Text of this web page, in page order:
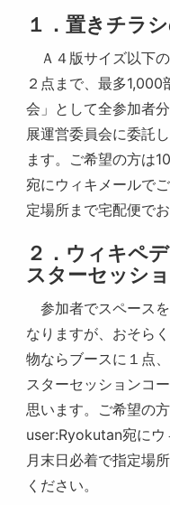
１．置きチラ
Ａ４版サイズ以下
２点まで、最多
会」として全参加者
展運営委員会に委託
ます。ご希望の方は
宛にウィキメールで
定場所まで宅配便で
２．ウィキペ
スターセッシ
参加者でスペース
なりますが、おそら
物ならブースに１点
スターセッションコ
思います。ご希望の
user:Ryokutan宛にウ
月末日必着で指定場
ください。